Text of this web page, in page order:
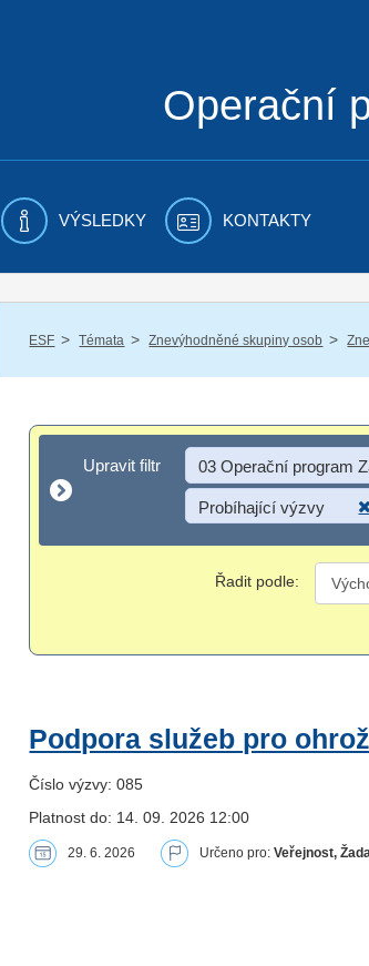
Operační
VÝSLEDKY KONTAKTY
ESF / Témata / Znevýhodněné skupiny osob /
Upravit filtr
Upravit filtr 03 Operační program
Probíhající výzvy
Řadit podle:
Podpora služeb pro
Číslo výzvy: 085
Platnost do: 14. 09. 2026 12:00
29. 6. 2026 Určeno pro:Veřejnost,